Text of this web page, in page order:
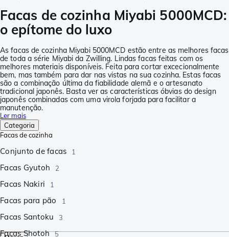
Facas de cozinha Miyabi 5000MCD:
o epítome do luxo
As facas de cozinha Miyabi 5000MCD estão entre as melhores facas
de toda a série Miyabi da Zwilling. Lindas facas feitas com os
melhores materiais disponíveis. Feita para cortar excecionalmente
bem, mas também para dar nas vistas na sua cozinha. Estas facas
são a combinação última da fiabilidade alemã e o artesanato
tradicional japonês. Basta ver as características óbvias do design
japonês combinadas com uma virola forjada para facilitar a
manutenção.
Ler mais
Categoria
Facas de cozinha
Conjunto de facas 1
Facas Gyutoh 2
Facas Nakiri 1
Facas para pão 1
Facas Santoku 3
Facas Shotoh 5